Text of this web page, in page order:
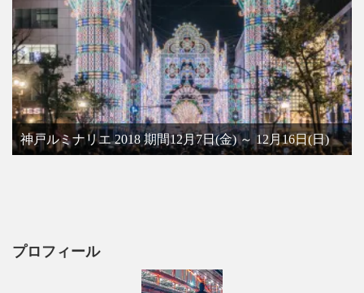
神戸ルミナリエ 2018 期間12月7日(金) ～ 12月16日(日)
プロフィール